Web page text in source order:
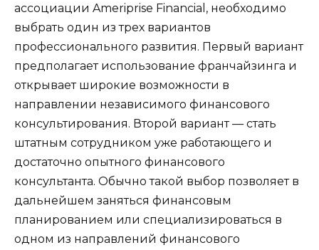
ассоциации Ameriprise Financial, необходимо
выбрать один из трех вариантов
профессионального развития. Первый вариант
предполагает использование франчайзинга и
открывает широкие возможности в
направлении независимого финансового
консультирования. Второй вариант — стать
штатным сотрудником уже работающего и
достаточно опытного финансового
консультанта. Обычно такой выбор позволяет в
дальнейшем заняться финансовым
планированием или специализироваться в
одном из направлений финансового